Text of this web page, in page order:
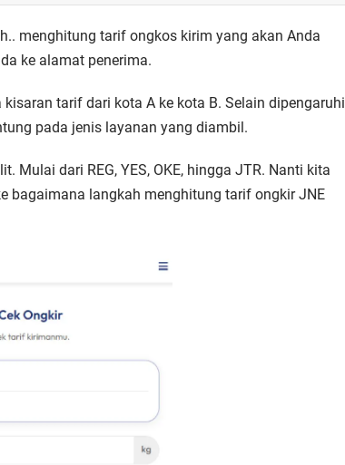
menghitung tarif ongkos kirim yang akan Anda
ke alamat penerima.
tarif dari kota A ke kota B. Selain dipengaruhi
pada jenis layanan yang diambil.
Mulai dari REG, YES, OKE, hingga JTR. Nanti kita
bagaimana langkah menghitung tarif ongkir JNE